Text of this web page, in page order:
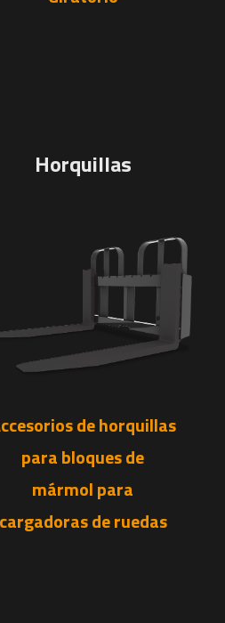
Horquillas
de horquillas
para bloques de
mármol para
cargadoras de ruedas